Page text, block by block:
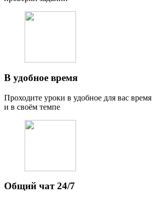
В удобное время
Проходите уроки в удобное для вас время
и в своём темпе
Общий чат 24/7